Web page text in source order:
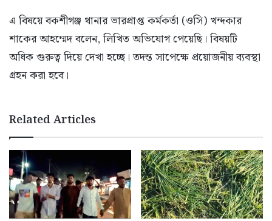
এ বিষয়ে বকশীগঞ্জ থানার ভারপ্রাপ্ত কর্মকর্তা (ওসি) খন্দকার
শাকের আহম্মেদ বলেন, লিখিত অভিযোগ পেয়েছি। বিষয়টি
অধিক গুরুত্ব দিয়ে দেখা হচ্ছে। তদন্ত সাপেক্ষে প্রয়োজনীয় ব্যবস্থা
গ্রহন করা হবে।
Related Articles